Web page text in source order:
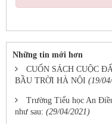
Những tin mới hơn
CUỐN SÁCH CUỘC
BẦU TRỜI HÀ NỘI (19/
Trường Tiểu học An
như sau: (29/04/2021)